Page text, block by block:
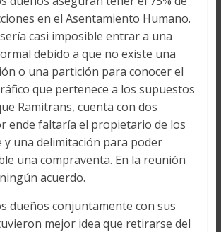
en el Asentamiento Humano.
casi imposible entrar a una
debido a que no existe una
o una partición para conocer el
que pertenece a los supuestos
Ramitrans, cuenta con dos
ende faltaría el propietario de los
y una delimitación para poder
una compraventa. En la reunión
acuerdo.
dueños conjuntamente con sus
mejor idea que retirarse del